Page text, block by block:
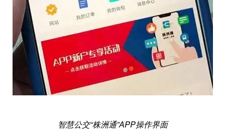
智慧公交“株洲通”APP操作界面